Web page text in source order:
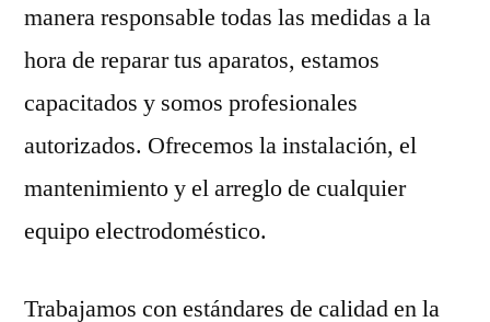
manera responsable todas las medidas a la
hora de reparar tus aparatos, estamos
capacitados y somos profesionales
autorizados. Ofrecemos la instalación, el
mantenimiento y el arreglo de cualquier
equipo electrodoméstico.
Trabajamos con estándares de calidad en la